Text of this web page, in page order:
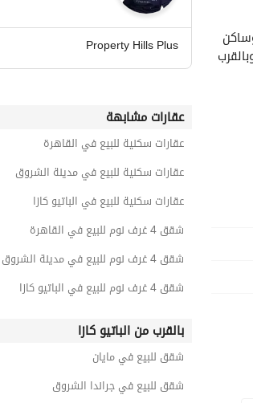
Property Hills Plus
عقارات مشابهة
عقارات سكنية للبيع في القاهرة
عقارات سكنية للبيع في مدينة الشروق
عقارات سكنية للبيع في الباتيو كازا
شقق 4 غرف نوم للبيع في القاهرة
شقق 4 غرف نوم للبيع في مدينة الشروق
شقق 4 غرف نوم للبيع في الباتيو كازا
بالقرب من الباتيو كازا
شقق للبيع في مايان
شقق للبيع في جراندا الشروق